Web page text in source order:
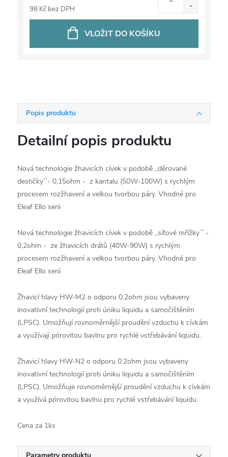
98 Kč bez DPH
VLOŽIT DO KOŠÍKU
Popis produktu
Detailní popis produktu
Nová technologie žhavicích cívek v podobě ,,děrované
destičky´´- 0,15ohm - z kantalu (50W-100W) s rychlým
procesem rozžhavení a velkou tvorbou páry. Vhodné pro
Eleaf Ello serii
Nová technologie žhavicích cívek v podobě ,,síťové mřížky´´ -
0,2ohm - ze žhavicích drátů (40W-90W) s rychlým
procesem rozžhavení a velkou tvorbou páry. Vhodné pro
Eleaf Ello serii
Žhavicí hlavy HW-M2 o odporu 0.2ohm jsou vybaveny
inovativní technologií proti úniku liquidu a samočištěním
(LPSC). Umožňují rovnoměrnější proudění vzduchu k cívkám
a využívají pórovitou bavlnu pro rychlé vstřebávání liquidu.
Žhavicí hlavy HW-N2 o odporu 0.2ohm jsou vybaveny
inovativní technologií proti úniku liquidu a samočištěním
(LPSC). Umožňuje rovnoměrnější proudění vzduchu k cívkám
a využívá pórovitou bavlnu pro rychlé vstřebávání liquidu.
Cena za 1ks